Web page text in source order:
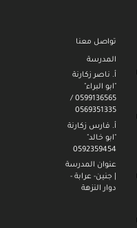
تواصل معنا
المدرسة
أ. ناصر زكارنة
"ابو البراء"
0599136565 /
0569351335
أ. فارس زكارنة
"ابو خالد"
0592359454
عنوان المدرسة
| جنين- عرابة -
دوار النزهة